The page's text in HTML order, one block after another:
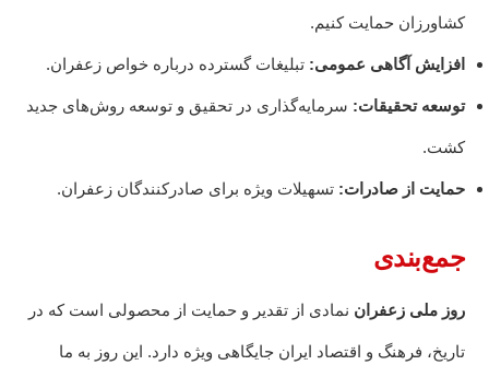
کشاورزان حمایت کنیم.
افزایش آگاهی عمومی: تبلیغات گسترده درباره خواص زعفران.
توسعه تحقیقات: سرمایه‌گذاری در تحقیق و توسعه روش‌های جدید
کشت.
حمایت از صادرات: تسهیلات ویژه برای صادرکنندگان زعفران.
جمع‌بندی
روز ملی زعفران نمادی از تقدیر و حمایت از محصولی است که در
تاریخ، فرهنگ و اقتصاد ایران جایگاهی ویژه دارد. این روز به ما